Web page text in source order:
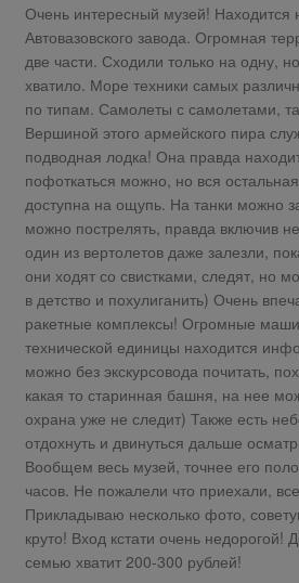
Очень интересный музей! Находится
Автовазовского завода. Огромная
две части. Сходили только на одну,
хватило. Море техники самых
по типам. Самолеты с самолетами,
Вершиной этого армейского пира
подводная лодка! Она правда
пофоткаться можно, но вся остальная
доступна на ощупь. На танки можно
можно пострелять, правда включив
один из вертолетов даже залезли,
они ходят со свистками, следят, но
в детство и похулиганить) Очень
ракетные комплексы! Огромные
технической единицы находится
можно без экскурсовода почитать,
какая то старинная башня, на нее
охрана уже не следит) Также есть
отдохнуть и двинуться дальше
Вообщем весь музей, точнее его
часов. Не пожалели что приехали,
Прикладываю несколько фото,
круто! Вход кстати очень
семью хватит 200-300 рублей!